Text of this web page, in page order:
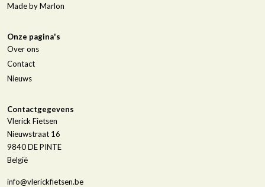
Made by Marlon
Onze pagina's
Over ons
Contact
Nieuws
Contactgegevens
Vlerick Fietsen
Nieuwstraat 16
9840DE PINTE
België
info@vlerickfietsen.be